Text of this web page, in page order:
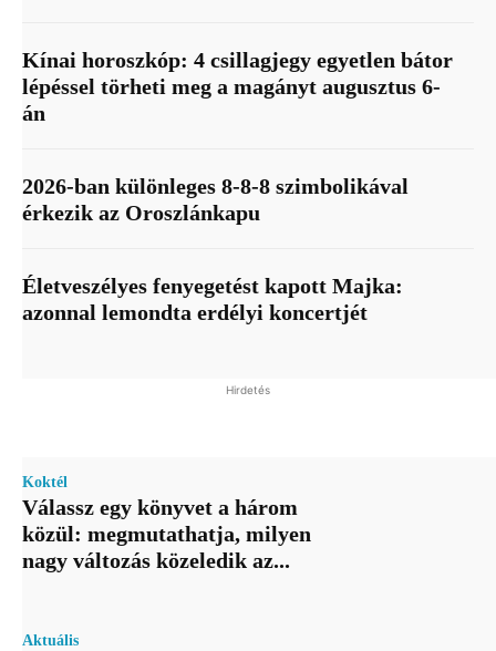
Kínai horoszkóp: 4 csillagjegy egyetlen bátor
lépéssel törheti meg a magányt augusztus 6-
án
2026-ban különleges 8-8-8 szimbolikával
érkezik az Oroszlánkapu
Életveszélyes fenyegetést kapott Majka:
azonnal lemondta erdélyi koncertjét
Hirdetés
Koktél
Válassz egy könyvet a három
közül: megmutathatja, milyen
nagy változás közeledik az...
Aktuális